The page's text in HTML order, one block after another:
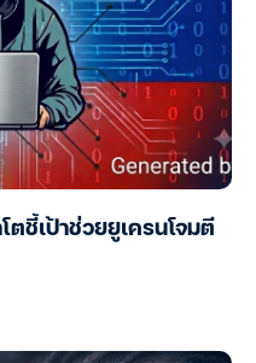
ชี้เป้าช่วยยูเครนโจมตี